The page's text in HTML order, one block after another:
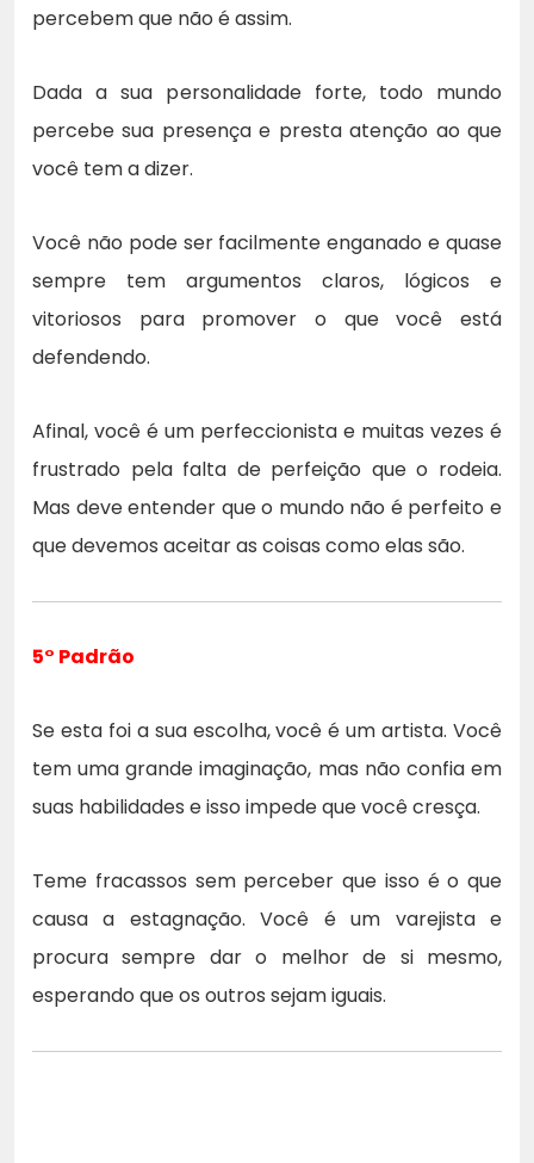
percebem que não é assim.
Dada a sua personalidade forte, todo mundo
percebe sua presença e presta atenção ao que
você tem a dizer.
Você não pode ser facilmente enganado e quase
sempre tem argumentos claros, lógicos e
vitoriosos para promover o que você está
defendendo.
Afinal, você é um perfeccionista e muitas vezes é
frustrado pela falta de perfeição que o rodeia.
Mas deve entender que o mundo não é perfeito e
que devemos aceitar as coisas como elas são.
5° Padrão
Se esta foi a sua escolha, você é um artista. Você
tem uma grande imaginação, mas não confia em
suas habilidades e isso impede que você cresça.
Teme fracassos sem perceber que isso é o que
causa a estagnação. Você é um varejista e
procura sempre dar o melhor de si mesmo,
esperando que os outros sejam iguais.